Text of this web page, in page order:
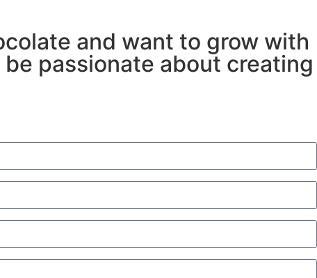
and want to grow with
passionate about creating